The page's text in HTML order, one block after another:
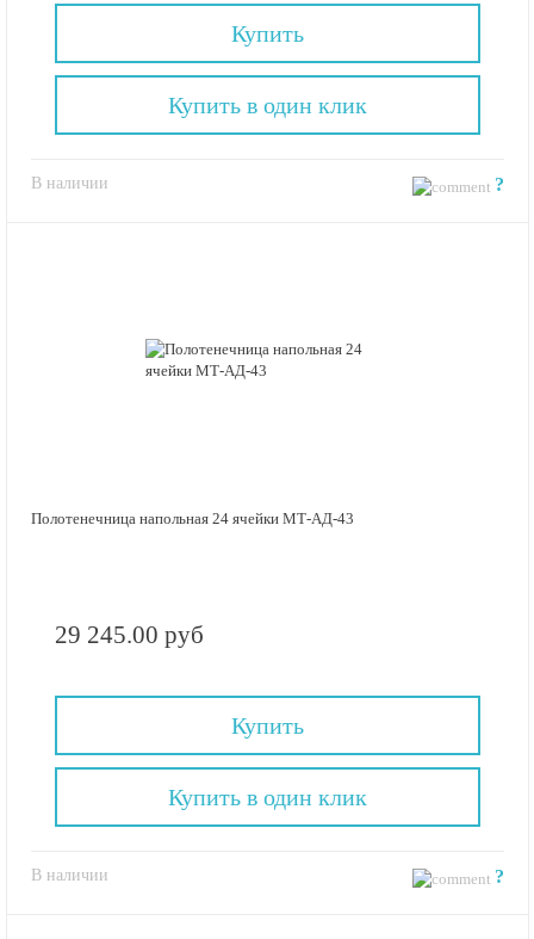
Купить
В наличии ?
Купить в один клик
Полотенечница напольная 24 ячейки МТ-АД-43
29 245.00 руб
Купить
В наличии ?
Купить в один клик